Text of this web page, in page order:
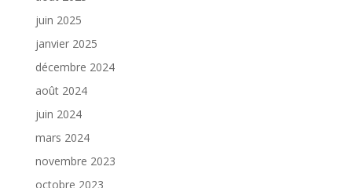
juin 2025
janvier 2025
décembre 2024
août 2024
juin 2024
mars 2024
novembre 2023
octobre 2023